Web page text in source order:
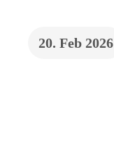
20. Feb 2026